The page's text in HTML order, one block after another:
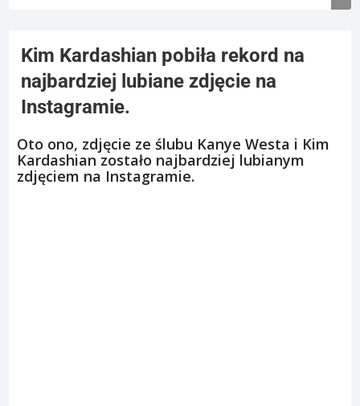
Kim Kardashian pobiła rekord na
najbardziej lubiane zdjęcie na
Instagramie.
Oto ono, zdjęcie ze ślubu Kanye Westa i Kim
Kardashian zostało najbardziej lubianym
zdjęciem na Instagramie.